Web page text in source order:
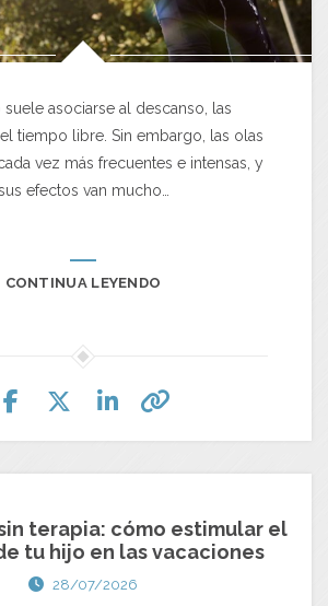
suele asociarse al descanso, las
tiempo libre. Sin embargo, las olas
vez más frecuentes e intensas, y
efectos van mucho…
CONTINUA LEYENDO
terapia: cómo estimular el
tu hijo en las vacaciones
28/07/2026